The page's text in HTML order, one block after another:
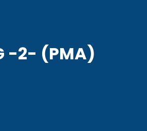
-2- (PMA)